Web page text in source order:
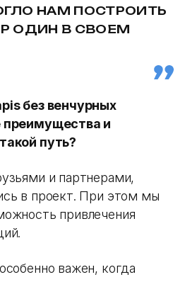
НАМ ПОСТРОИТЬ
ОДИН В СВОЕМ
без венчурных
преимущества и
путь?
и партнерами,
в проект. При этом мы
привлечения
важен, когда